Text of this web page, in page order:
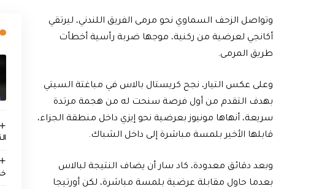
وتواصل الزحف السماوي نحو مرمى الفريق اللندني، ليرتقي
أكانجي لعرضية من ركنية، موجها ضربة رأسية أخطأت
طريق المرمى.
وعلى عكس التيار، نجح كريستال بالاس في مباغتة السيتي
بهدف التقدم من أول فرصة سنحت له من هجمة مرتدة
سريعة، أنهاها مونيوز بعرضية نحو إيزي داخل منطقة الجزاء،
قابلها الأخير بلمسة مباشرة إلى داخل الشباك.
وبعد دقائق معدودة، كاد سار أن يضاف النتيجة لبالاس
بعدما حاول مقابلة عرضية بلمسة مباشرة، لكن أورتيجا